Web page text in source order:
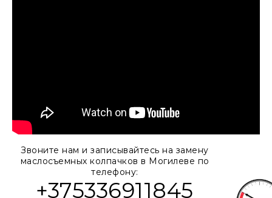
Звоните нам и записывайтесь на замену
маслосъемных колпачков в Могилеве по
телефону:
+375336911845